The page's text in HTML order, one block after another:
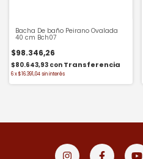
Bacha De baño Peirano Ovalada
40 cm Bch07
$98.346,26
$80.643,93 con
6x$16.391,04sin interés